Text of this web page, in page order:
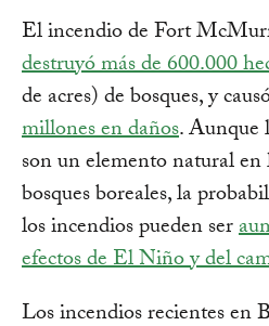
El incendio de Fort
destruyó más de 600.000
de acres) de bosques, y
millones en daños. Aunque
son un elemento natural en
bosques boreales, la
los incendios pueden ser
efectos de El Niño y del
Los incendios recientes en